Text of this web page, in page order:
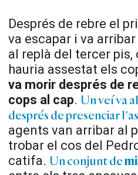
Després de rebre el
va escapar i va
al replà del tercer pis,
hauria assestat els
va morir després de
cops al cap. Un veí va
després de presenciar
agents van arribar al
trobar el cos del
catifa. Un conjunt de